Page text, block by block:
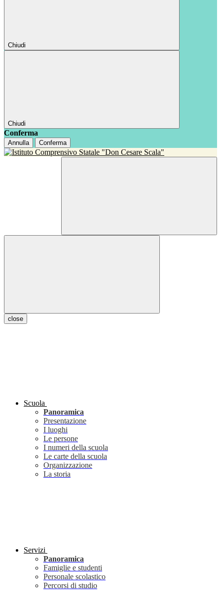
Chiudi
Chiudi
Conferma
Annulla Conferma
close
Scuola
Panoramica
Presentazione
I luoghi
Le persone
I numeri della scuola
Le carte della scuola
Organizzazione
La storia
Servizi
Panoramica
Famiglie e studenti
Personale scolastico
Percorsi di studio